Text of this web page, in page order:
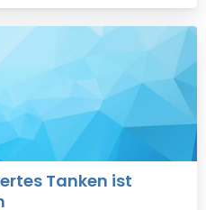
Tanken ist